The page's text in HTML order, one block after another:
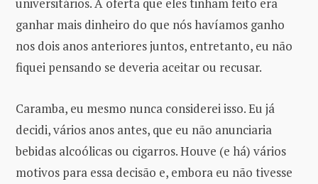
ganhar mais dinheiro do que nós havíamos ganho
nos dois anos anteriores juntos, entretanto, eu não
fiquei pensando se deveria aceitar ou recusar.
Caramba, eu mesmo nunca considerei isso. Eu já
decidi, vários anos antes, que eu não anunciaria
bebidas alcoólicas ou cigarros. Houve (e há) vários
motivos para essa decisão e, embora eu não tivesse